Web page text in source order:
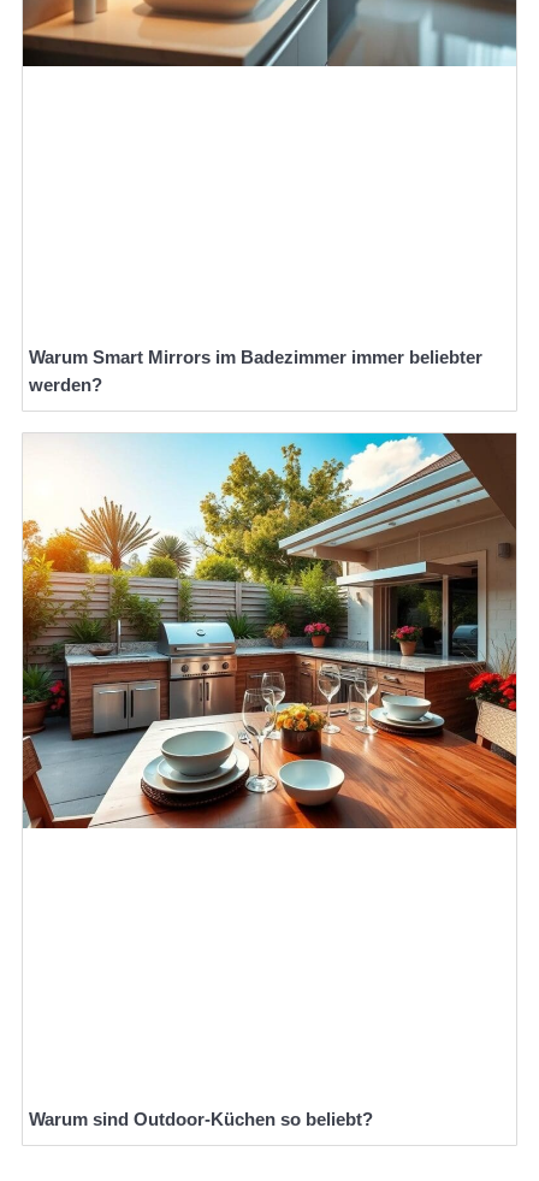
Warum Smart Mirrors im Badezimmer immer beliebter
werden?
Warum sind Outdoor-Küchen so beliebt?